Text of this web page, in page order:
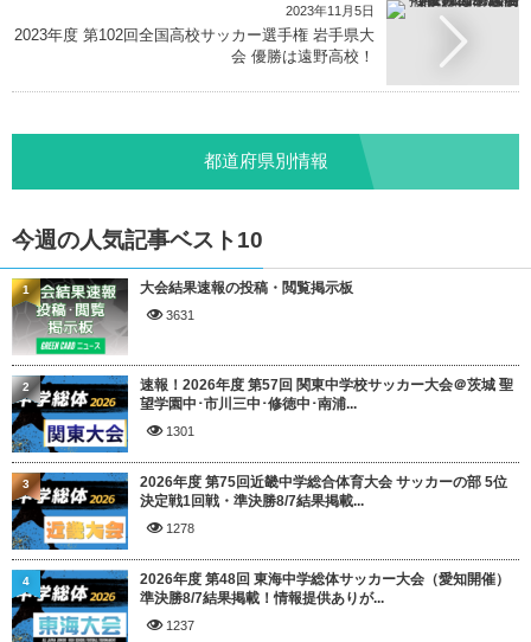
2023年11月5日
2023年度 第102回全国高校サッカー選手権 岩手県大
会 優勝は遠野高校！
都道府県別情報
今週の人気記事ベスト10
大会結果速報の投稿・閲覧掲示板
3631
1
速報！2026年度 第57回 関東中学校サッカー大会＠茨城 聖
望学園中･市川三中･修徳中･南浦...
1301
2
2026年度 第75回近畿中学総合体育大会 サッカーの部 5位
決定戦1回戦・準決勝8/7結果掲載...
1278
3
2026年度 第48回 東海中学総体サッカー大会（愛知開催）
準決勝8/7結果掲載！情報提供ありが...
1237
4